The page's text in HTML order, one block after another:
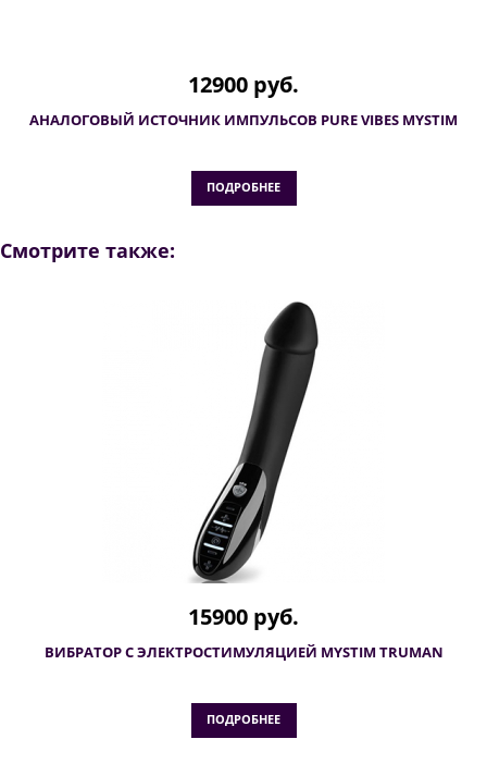
12900 руб.
АНАЛОГОВЫЙ ИСТОЧНИК ИМПУЛЬСОВ PURE VIBES MYSTIM
ПОДРОБНЕЕ
Смотрите также:
15900 руб.
ВИБРАТОР С ЭЛЕКТРОСТИМУЛЯЦИЕЙ MYSTIM TRUMAN
ПОДРОБНЕЕ